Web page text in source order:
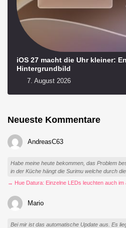
iOS 27 macht die Uhr kleiner:
Hintergrundbild
7. August 2026
Neueste Kommentare
AndreasC63
Habe meine heute bekommen, das Problem
in der Küche hängt die Surimu welche durch
→ Hue Datura: Einzelne LEDs leuchten auch im
Mario
Bei mir ist das automatische Update aus. Es